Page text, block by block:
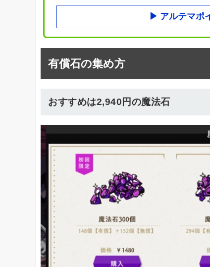
アルテマポ
有償石の集め方
おすすめは2,940円の魔法石